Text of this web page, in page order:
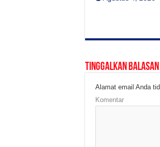
Tinggalkan Balasan
Alamat email Anda
Komentar